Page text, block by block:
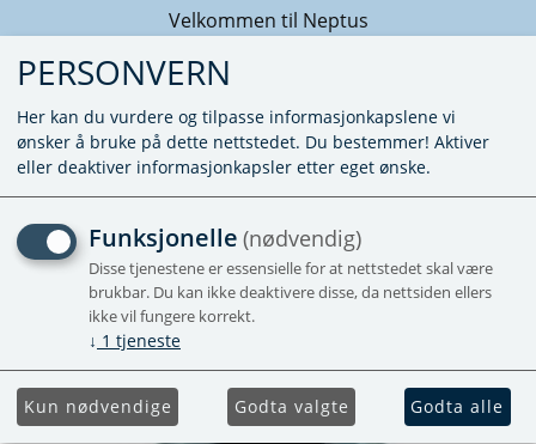
Velkommen til Neptus
PAKNING AQUA MAGIC IV
Blade seal.
Forhåndsbestill
PERSONVERN
Her kan du vurdere og tilpasse informasjonkapslene vi
ønsker å bruke på dette nettstedet. Du bestemmer! Aktiver
eller deaktiver informasjonkapsler etter eget ønske.
Funksjonelle (nødvendig)
Disse tjenestene er essensielle for at nettstedet skal være
brukbar. Du kan ikke deaktivere disse, da nettsiden ellers
ikke vil fungere korrekt.
↓ 1 tjeneste
Kun nødvendige Godta valgte Godta alle